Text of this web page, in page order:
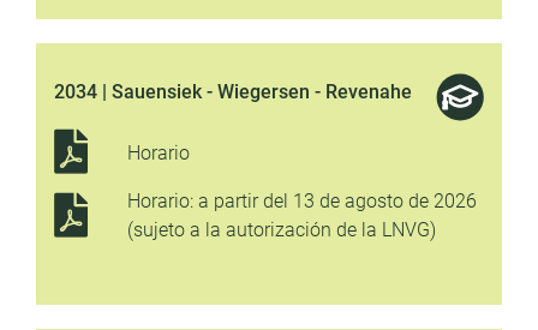
2034 | Sauensiek - Wiegersen - Revenahe
Horario
Horario: a partir del 13 de agosto de 2026
(sujeto a la autorización de la LNVG)